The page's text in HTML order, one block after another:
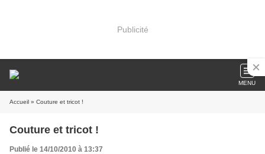
Publicité
MENU
Accueil » Couture et tricot !
Couture et tricot !
Publié le 14/10/2010 à 13:37